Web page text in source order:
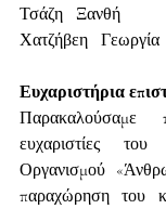
Τσάζη   Ξανθή
Χατζήβεη   Γεωργία
Ευχαριστήρια
Παρακαλούσαμε
ευχαριστίες
Οργανισμού
παραχώρηση του